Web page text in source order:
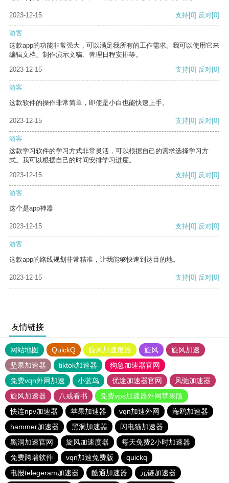
2023-12-15 支持[0] 反对[0]
游客
这款app的功能非常强大，可以满足我所有的工作需求。我可以使用它来
编辑文档、制作演示文稿、管理日程安排等。
2023-12-15
支持[0] 反对[0]
游客
这款软件的操作非常简单，即使是小白也能快速上手。
2023-12-15 支持[0] 反对[0]
游客
这款学习软件的学习方式非常灵活，可以根据自己的需求选择学习方
式。我可以根据自己的时间安排学习进度。
2023-12-15
支持[0] 反对[0]
游客
这个是app神器
2023-12-15 支持[0] 反对[0]
游客
这款app的路线规划非常精准，让我能够快速到达目的地。
2023-12-15 支持[0] 反对[0]
友情链接
网站地图 QuickQ 旋风加速度器 旋风
旋风加速
坚果加速器
tiktok加速器
狗急加速器官网
免费vqn外网加速
小蓝鸟 优途加速器官网
风驰加速器
旋风加速器
八戒看书
免费vps加速器外网苹果版
快连npv加速器
苹果加速器 vqn加速外网
海鸥加速器
hammer加速器
黑洞加速噐
闪电猫加速器
黑洞加速官网
旋风加速度器
每天免费2小时加速器
免费跨墙软件
vqn加速免费版
quickq
电报telegeram加速器
酷通加速器 元链加速器